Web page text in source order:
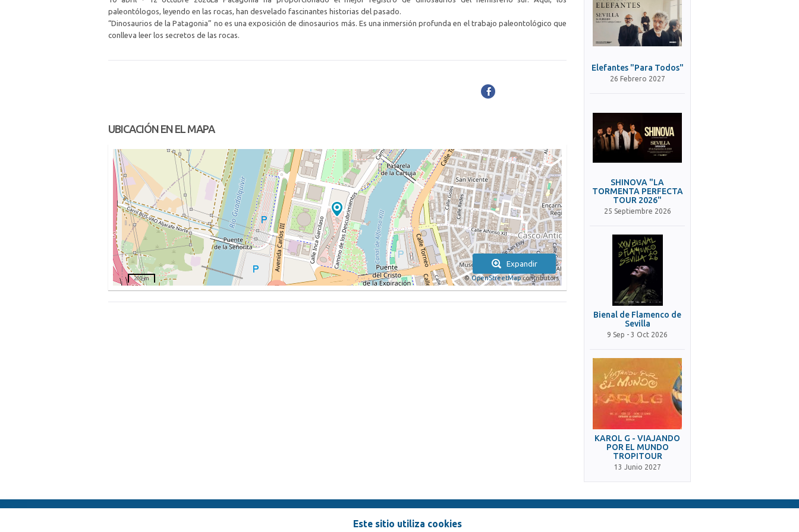
paleontólogos, leyendo en las rocas, han desvelado fascinantes historias del pasado.
“Dinosaurios de la Patagonia” no es una exposición de dinosaurios más. Es una inmersión profunda en el trabajo paleontológico que
conlleva leer los secretos de las rocas.
UBICACIÓN EN EL MAPA
Expandir
©OpenStreetMapcontributors
200 m
Elefantes "Para Todos"
26 Febrero 2027
SHINOVA "LA
TORMENTA PERFECTA
TOUR 2026"
25 Septiembre 2026
Bienal de Flamenco de
Sevilla
9 Sep - 3 Oct 2026
KAROL G - VIAJANDO
POR EL MUNDO
TROPITOUR
13 Junio 2027
Este sitio utiliza cookies